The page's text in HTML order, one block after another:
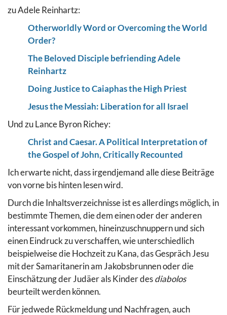
zu Adele Reinhartz:
Otherworldly Word or Overcoming the World
Order?
The Beloved Disciple befriending Adele
Reinhartz
Doing Justice to Caiaphas the High Priest
Jesus the Messiah: Liberation for all Israel
Und zu Lance Byron Richey:
Christ and Caesar. A Political Interpretation of
the Gospel of John, Critically Recounted
Ich erwarte nicht, dass irgendjemand alle diese Beiträge
von vorne bis hinten lesen wird.
Durch die Inhaltsverzeichnisse ist es allerdings möglich, in
bestimmte Themen, die dem einen oder der anderen
interessant vorkommen, hineinzuschnuppern und sich
einen Eindruck zu verschaffen, wie unterschiedlich
beispielweise die Hochzeit zu Kana, das Gespräch Jesu
mit der Samaritanerin am Jakobsbrunnen oder die
Einschätzung der Judäer als Kinder desdiabolos
beurteilt werden können.
Für jedwede Rückmeldung und Nachfragen, auch